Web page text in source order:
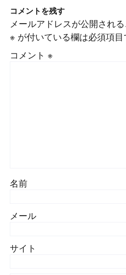
コメントを残す
メールアドレスが公開される
※ が付いている欄は必須項目
コメント ※
名前
メール
サイト